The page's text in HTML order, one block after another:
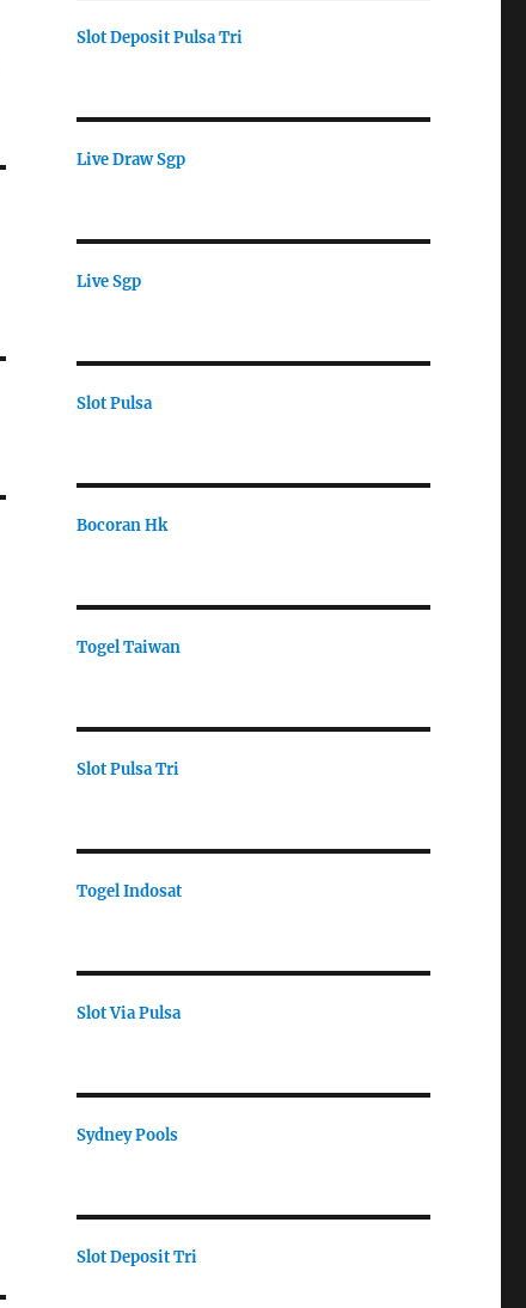
Slot Deposit Pulsa Tri
Live Draw Sgp
Live Sgp
Slot Pulsa
Bocoran Hk
Togel Taiwan
Slot Pulsa Tri
Togel Indosat
Slot Via Pulsa
Sydney Pools
Slot Deposit Tri